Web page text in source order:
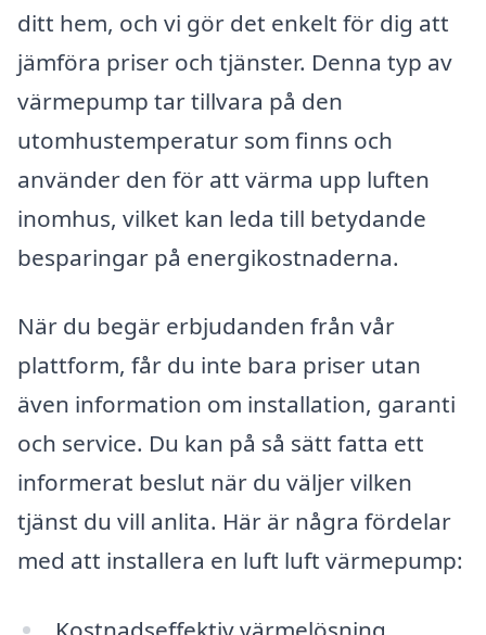
ditt hem, och vi gör det enkelt för dig att
jämföra priser och tjänster. Denna typ av
värmepump tar tillvara på den
utomhustemperatur som finns och
använder den för att värma upp luften
inomhus, vilket kan leda till betydande
besparingar på energikostnaderna.
När du begär erbjudanden från vår
plattform, får du inte bara priser utan
även information om installation, garanti
och service. Du kan på så sätt fatta ett
informerat beslut när du väljer vilken
tjänst du vill anlita. Här är några fördelar
med att installera en luft luft värmepump: